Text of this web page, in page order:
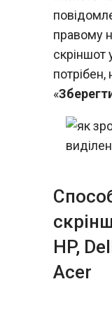
правому
скріншот
«
HP,
Acer